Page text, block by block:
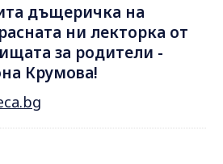
дъщеричка на
ни лекторка от
за родители -
Крумова!